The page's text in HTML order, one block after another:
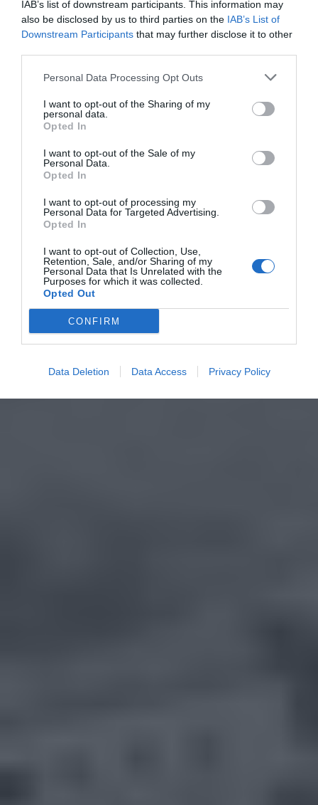
IAB’s list of downstream participants. This information may
also be disclosed by us to third parties on the IAB’s List of
Downstream Participants that may further disclose it to other
Personal Data Processing Opt Outs
I want to opt-out of the Sharing of my
personal data.
Opted In
I want to opt-out of the Sale of my
Personal Data.
Opted In
I want to opt-out of processing my
Personal Data for Targeted Advertising.
Opted In
I want to opt-out of Collection, Use,
Retention, Sale, and/or Sharing of my
Personal Data that Is Unrelated with the
Purposes for which it was collected.
Opted Out
CONFIRM
Data Deletion Data Access Privacy Policy